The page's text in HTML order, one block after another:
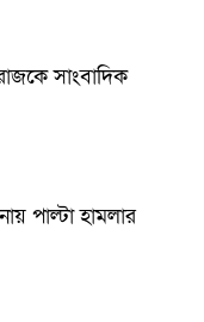
সাংবাদিক
পাল্টা হামলার